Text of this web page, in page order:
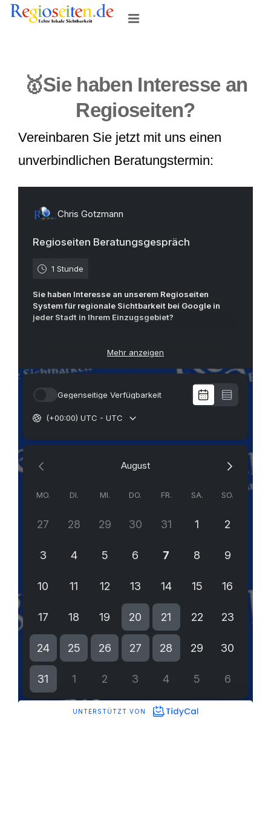
Skip
🥇Sie haben Interesse an
Regioseiten?
Vereinbaren Sie jetzt mit uns einen
unverbindlichen Beratungstermin: